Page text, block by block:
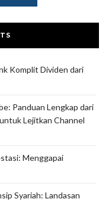
Komplit Dividen dari
Panduan Lengkap dari
Lejitkan Channel
Menggapai
Syariah: Landasan